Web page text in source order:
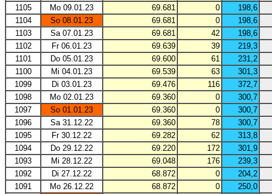
1105
Mo 09.01.23 69.681 0
198,6
1104
So 08.01.23 69.681 0
198,6
1103
Sa 07.01.23 69.681 42
198,6
1102
Fr 06.01.23 69.639 39
219,3
1101
Do 05.01.23 69.600 61
231,2
1100
Mi 04.01.23 69.539 63
301,3
1099
Di 03.01.23 69.476 116
372,7
1098
Mo 02.01.23 69.360 0
300,7
1097
So 01.01.23 69.360 0
300,7
1096
Sa 31.12.22 69.360 78
300,7
1095
Fr 30.12.22 69.282 62
313,8
1094
Do 29.12.22 69.220 172
301,9
1093
Mi 28.12.22 69.048 176
239,3
1092
Di 27.12.22 68.872 0
204,2
1091
Mo 26.12.22 68.872 0
250,0